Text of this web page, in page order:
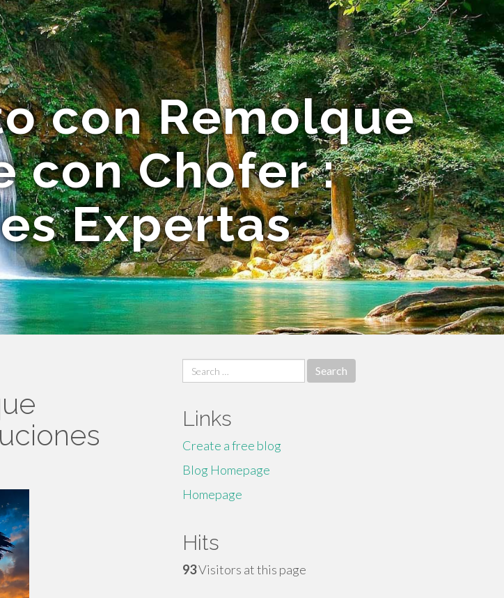
con Remolque
con Chofer :
Expertas
Search
for:
Links
Create a free blog
Blog Homepage
Homepage
Hits
93Visitors at this page